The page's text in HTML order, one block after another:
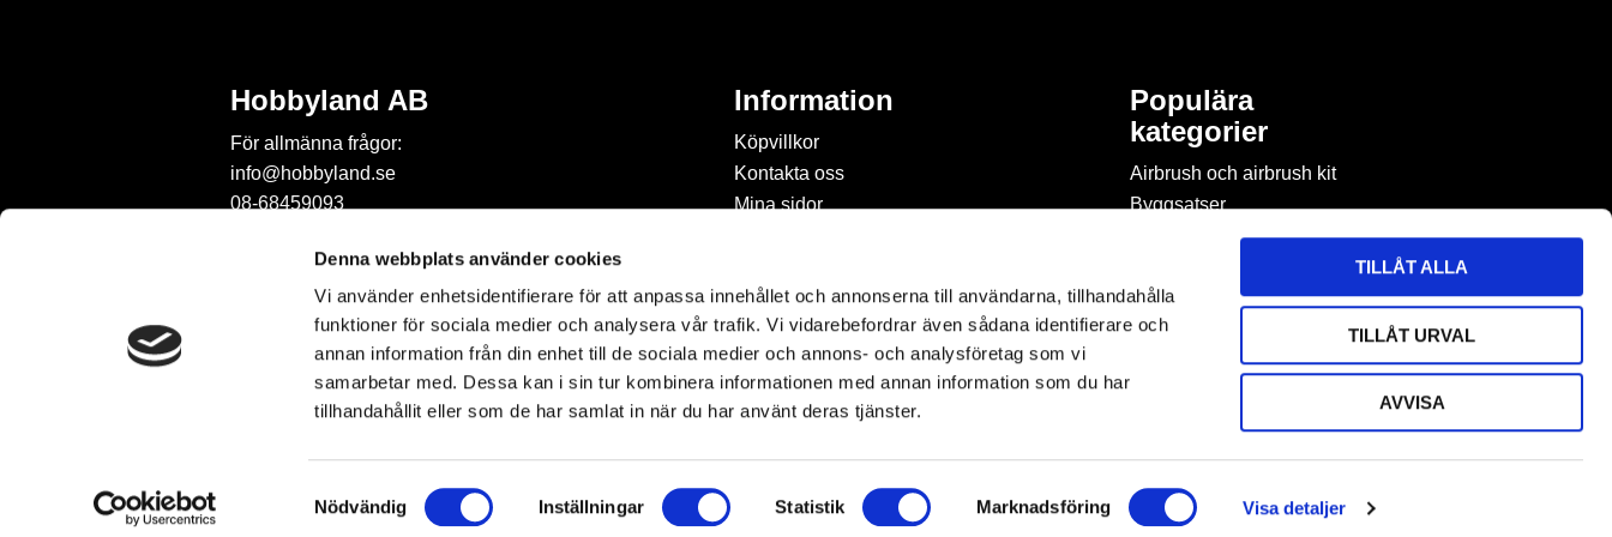
Denna webbplats använder cookies
Vi använder enhetsidentifierare för att anpassa innehållet och annonserna till användarna, tillhandahålla
funktioner för sociala medier och analysera vår trafik. Vi vidarebefordrar även sådana identifierare och
annan information från din enhet till de sociala medier och annons- och analysföretag som vi
samarbetar med. Dessa kan i sin tur kombinera informationen med annan information som du har
tillhandahållit eller som de har samlat in när du har använt deras tjänster.
a
Nödvändig Inställningar Statistik Marknadsföring Visa detaljer
TILLÅT ALLA
TILLÅT URVAL
AVVISA
Hobbyland AB
För allmänna frågor:
info@hobbyland.se
08-68459093
order@hobbyland.se
08-68459093
vardagar mellan 9-11
Information
Köpvillkor
Kontakta oss
Mina sidor
cookies
Inspiration & Passion
Populära
kategorier
Airbrush och airbrush kit
Byggsatser
Böcker & tidningar om
Byggmaterial
Figurspel